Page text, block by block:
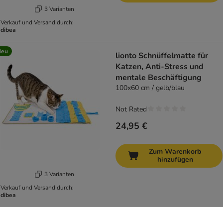
3 Varianten
Verkauf und Versand durch:
dibea
3 Varianten
Verkauf und Versand durch:
dibea
lionto Schnüffelmatte für
Katzen, Anti-Stress und
mentale Beschäftigung
100x60 cm / gelb/blau
24,95 €
Not Rated
Zum Warenkorb
hinzufügen